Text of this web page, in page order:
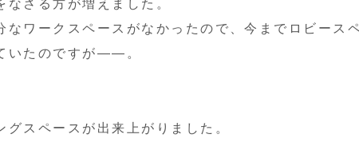
さる方が増えました。
なワークスペースがなかったので、今までロビース
いたのですが――。
グスペースが出来上がりました。